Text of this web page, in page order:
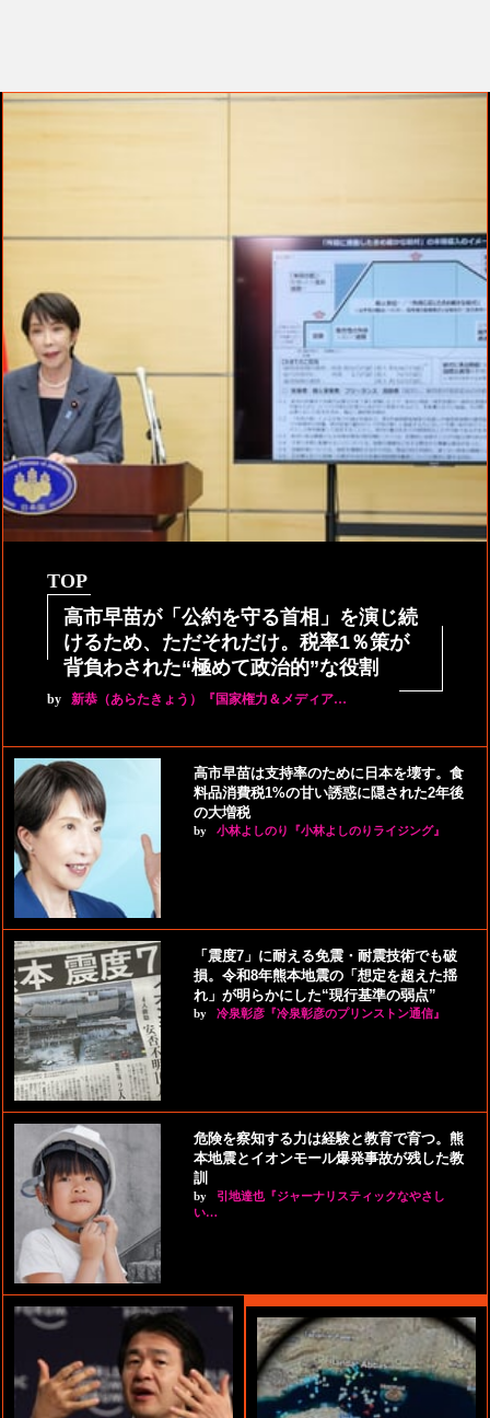
TOP
高市早苗が「公約を守る首相」を演じ続
けるため、ただそれだけ。税率1％策が
背負わされた“極めて政治的”な役割
by 新恭（あらたきょう）『国家権力＆メディア…
高市早苗は支持率のために日本を壊す。食
料品消費税1%の甘い誘惑に隠された2年後
の大増税
by 小林よしのり『小林よしのりライジング』
「震度7」に耐える免震・耐震技術でも破
損。令和8年熊本地震の「想定を超えた揺
れ」が明らかにした“現行基準の弱点”
by 冷泉彰彦『冷泉彰彦のプリンストン通信』
危険を察知する力は経験と教育で育つ。熊
本地震とイオンモール爆発事故が残した教
訓
by
引地達也『ジャーナリスティックなやさし
い…